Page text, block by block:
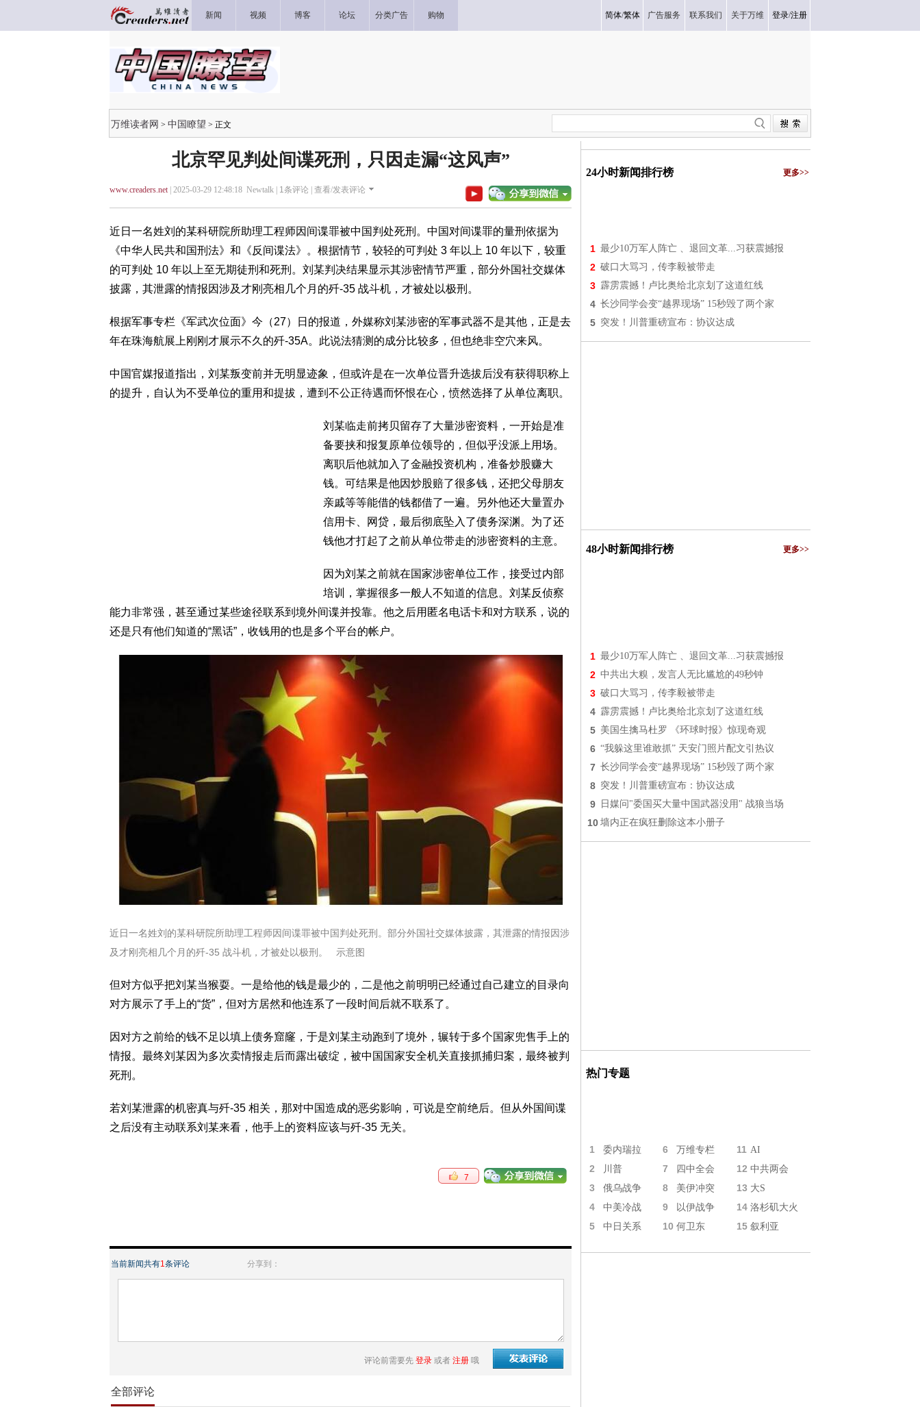
新闻 视频 博客 论坛 分类广告 购物 简体/繁体 广告服务 联系我们 关于万维 登录/注册
万维读者网 > 中国瞭望 > 正文
北京罕见判处间谍死刑，只因走漏“这风声”
www.creaders.net| 2025-03-29 12:48:18 Newtalk | 1条评论 | 查看/发表评论
近日一名姓刘的某科研院所助理工程师因间谍罪被中国判处死刑。中国对间谍罪的量刑依据为
《中华人民共和国刑法》和《反间谍法》。根据情节，较轻的可判处 3 年以上 10 年以下，较重
的可判处 10 年以上至无期徒刑和死刑。刘某判决结果显示其涉密情节严重，部分外国社交媒体
披露，其泄露的情报因涉及才刚亮相几个月的歼-35 战斗机，才被处以极刑。
根据军事专栏《军武次位面》今（27）日的报道，外媒称刘某涉密的军事武器不是其他，正是去
年在珠海航展上刚刚才展示不久的歼-35A。此说法猜测的成分比较多，但也绝非空穴来风。
中国官媒报道指出，刘某叛变前并无明显迹象，但或许是在一次单位晋升选拔后没有获得职称上
的提升，自认为不受单位的重用和提拔，遭到不公正待遇而怀恨在心，愤然选择了从单位离职。
刘某临走前拷贝留存了大量涉密资料，一开始是准
备要挟和报复原单位领导的，但似乎没派上用场。
离职后他就加入了金融投资机构，准备炒股赚大
钱。可结果是他因炒股赔了很多钱，还把父母朋友
亲戚等等能借的钱都借了一遍。另外他还大量置办
信用卡、网贷，最后彻底坠入了债务深渊。为了还
钱他才打起了之前从单位带走的涉密资料的主意。
因为刘某之前就在国家涉密单位工作，接受过内部
培训，掌握很多一般人不知道的信息。刘某反侦察
能力非常强，甚至通过某些途径联系到境外间谍并投靠。他之后用匿名电话卡和对方联系，说的
还是只有他们知道的“黑话”，收钱用的也是多个平台的帐户。
近日一名姓刘的某科研院所助理工程师因间谍罪被中国判处死刑。部分外国社交媒体披露，其泄露的情报因涉
及才刚亮相几个月的歼-35 战斗机，才被处以极刑。 示意图
但对方似乎把刘某当猴耍。一是给他的钱是最少的，二是他之前明明已经通过自己建立的目录向
对方展示了手上的“货”，但对方居然和他连系了一段时间后就不联系了。
因对方之前给的钱不足以填上债务窟窿，于是刘某主动跑到了境外，辗转于多个国家兜售手上的
情报。最终刘某因为多次卖情报走后而露出破绽，被中国国家安全机关直接抓捕归案，最终被判
死刑。
若刘某泄露的机密真与歼-35 相关，那对中国造成的恶劣影响，可说是空前绝后。但从外国间谍
之后没有主动联系刘某来看，他手上的资料应该与歼-35 无关。
7
当前新闻共有1条评论 分享到：
评论前需要先 登录 或者 注册 哦
全部评论
24小时新闻排行榜 更多>>
1 最少10万军人阵亡 、退回文革...习获震撼报
2 破口大骂习，传李毅被带走
3 霹雳震撼！卢比奥给北京划了这道红线
4 长沙同学会变“越界现场” 15秒毁了两个家
5 突发！川普重磅宣布：协议达成
48小时新闻排行榜 更多>>
1 最少10万军人阵亡 、退回文革...习获震撼报
2 中共出大糗，发言人无比尴尬的49秒钟
3 破口大骂习，传李毅被带走
4 霹雳震撼！卢比奥给北京划了这道红线
5 美国生擒马杜罗 《环球时报》惊现奇观
6 “我躲这里谁敢抓” 天安门照片配文引热议
7 长沙同学会变“越界现场” 15秒毁了两个家
8 突发！川普重磅宣布：协议达成
9 日媒问"委国买大量中国武器没用" 战狼当场
10 墙内正在疯狂删除这本小册子
热门专题
1 委内瑞拉 6 万维专栏 11 AI
2 川普 7 四中全会 12 中共两会
3 俄乌战争 8 美伊冲突 13 大S
4 中美冷战 9 以伊战争 14 洛杉矶大火
5 中日关系 10 何卫东 15 叙利亚